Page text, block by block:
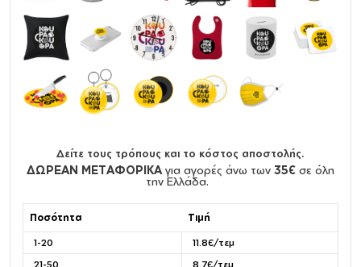
Δείτε τους τρόπους και το κόστος αποστολής.
ΔΩΡΕΑΝ ΜΕΤΑΦΟΡΙΚΑ για αγορές άνω των 35€ σε όλη
την Ελλάδα.
Ποσότητα Τιμή
1-20
11.8€/τεμ
21-50
8.7€/τεμ